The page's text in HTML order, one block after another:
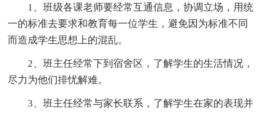
1、班级各课老师要经常互通信息，协调立场，用统
一的标准去要求和教育每一位学生，避免因为标准不同
而造成学生思想上的混乱。
2、班主任经常下到宿舍区，了解学生的生活情况，
尽力为他们排忧解难。
3、班主任经常与家长联系，了解学生在家的表现并